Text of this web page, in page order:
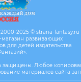
2025 © strana-fantasy.ru
магазин развивающих
для детей издательства
защищены. Любое
материалов сайта